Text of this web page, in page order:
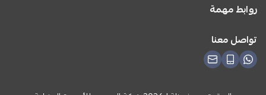
روابط مهمة
تواصل معنا